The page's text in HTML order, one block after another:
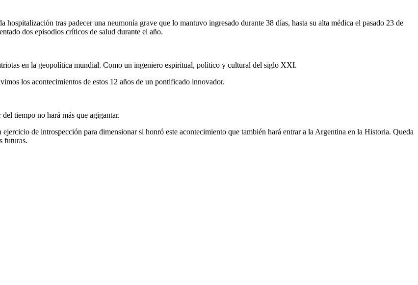
tras padecer una neumonía grave que lo mantuvo ingresado durante 38 días, hasta su alta médica el pasado 23 de
dos episodios críticos de salud durante el año.
en la geopolítica mundial. Como un ingeniero espiritual, político y cultural del siglo XXI.
los acontecimientos de estos 12 años de un pontificado innovador.
tiempo no hará más que agigantar.
de introspección para dimensionar si honró este acontecimiento que también hará entrar a la Argentina en la Historia. Queda
futuras.